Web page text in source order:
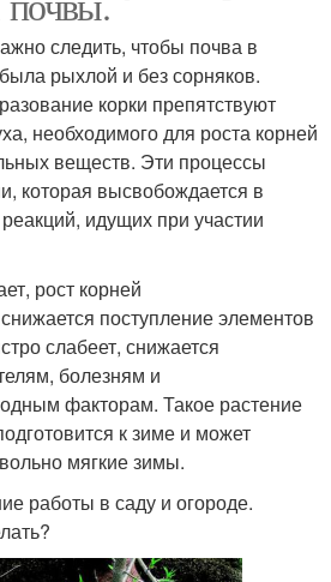
следить, чтобы почва в
рыхлой и без сорняков.
корки препятствуют
необходимого для роста корней
веществ. Эти процессы
которая высвобождается в
идущих при участии
рост корней
поступление элементов
слабеет, снижается
болезням и
факторам. Такое растение
к зиме и может
мягкие зимы.
работы в саду и огороде.